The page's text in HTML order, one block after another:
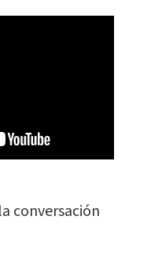
conversación